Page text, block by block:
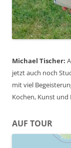
Michael Tischer:
jetzt auch noch
mit viel
Kochen, Kunst und
AUF TOUR